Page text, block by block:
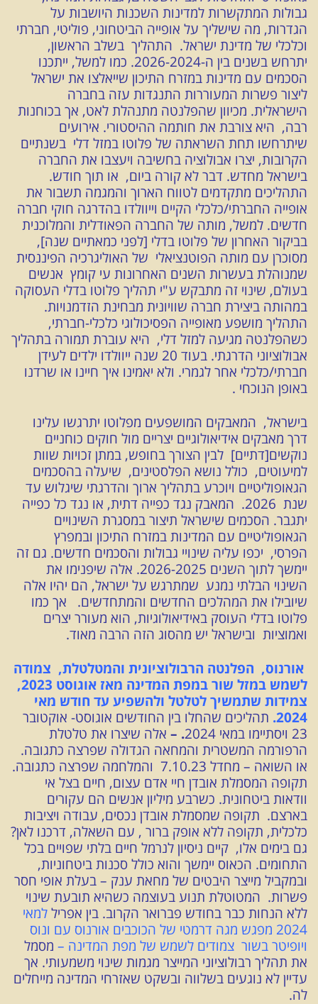
גבולות המתקשרות למדינות השכנות היושבות על
הגדרות, מה שישליך על אופייה הביטחוני, פוליטי, חברתי
וכלכלי של מדינת ישראל. התהליך בשלב הראשון,
יתרחש בשנים בין ה-2026-2024. כמו למשל, ייתכנו
הסכמים עם מדינות במזרח התיכון שייאלצו את ישראל
ליצור פשרות המעוררות התנגדות עזה בחברה
הישראלית. מכיוון שהפלנטה מתנהלת לאט, אך בכוחנות
רבה, היא צורבת את חותמה ההיסטורי. אירועים
שיתרחשו תחת השראתה של פלוטו במזל דלי בשנתיים
הקרובות, יצרו אבולוציה בחשיבה ויעצבו את החברה
בישראל מחדש. דבר לא קורה ביום, או תוך חודש.
התהליכים מתקדמים לטווח הארוך והמגמה תשבור את
אופייה החברתי/כלכלי הקיים וייוולדו בהדרגה חוקי חברה
חדשים. למשל, מותה של החברה הפאודלית והמלוכנית
בביקור האחרון של פלוטו בדלי [לפני כמאתיים שנה],
מסוכרן עם מותה הפוטנציאלי של האוליגרכיה הפיננסית
שמנוהלת בעשרות השנים האחרונות עי קומץ אנשים
בעולם, שינוי זה מתבקש ע"י תהליך פלוטו בדלי העסוקה
במהותה ביצירת חברה שוויונית מבחינת הזדמנויות.
התהליך מושפע מאופייה הפסיכולוגי כלכלי-חברתי,
כשהפלנטה מגיעה למזל דלי, היא עוברת תמורה בתהליך
אבולוציוני הדרגתי. בעוד 20 שנה ייוולדו ילדים לעידן
חברתי/כלכלי אחר לגמרי. ולא יאמינו איך חיינו או שרדנו
באופן הנוכחי .
בישראל, המאבקים המושפעים מפלוטו יתרגשו עלינו
דרך מאבקים אידיאולוגיים יצריים מול חוקים כוחניים
נוקשים[דתיים] לבין הצורך בחופש, במתן זכויות שוות
למיעוטים, כולל נושא הפלסטינים, שיעלה בהסכמים
הגאופוליטיים ויוכרע בתהליך ארוך והדרגתי שיגלוש עד
שנת 2026. המאבק נגד כפייה דתית, או נגד כל כפייה
יתגבר. הסכמים שישראל תיצור במסגרת השינויים
הגאופוליטיים עם המדינות במזרח התיכון ובמפרץ
הפרסי, יכפו עליה שינויי גבולות והסכמים חדשים. גם זה
יימשך לתוך השנים 2026-2025. אלה שיפנימו את
השינוי הבלתי נמנע שמתרגש על ישראל, הם יהיו אלה
שיובילו את המהלכים החדשים והמתחדשים. אך כמו
פלוטו בדלי העוסק באידיאולוגיות, הוא מעורר יצרים
ואמוציות ובישראל יש מהסוג הזה הרבה מאוד.
אורנוס, הפלנטה הרבולוציונית והמטלטלת, צמודה
לשמש במזל שור במפת המדינה מאז אוגוסט 2023,
צמידות שתמשיך לטלטל ולהשפיע עד חודש מאי
2024. תהליכים שהחלו בין החודשים אוגוסט- אוקטובר
23 ויסתיימו במאי 2024
. – אלה שיצרו את טלטלת
הרפורמה המשטרית והמחאה הגדולה שפרצה כתגובה.
או השואה – מחדל 7.10.23 והמלחמה שפרצה כתגובה.
תקופה המסמלת אובדן חיי אדם עצום, חיים בצל אי
וודאות ביטחונית. כשרבע מיליון אנשים הם עקורים
בארצם. תקופה שמסמלת אובדן נכסים, עבודה ויציבות
כלכלית, תקופה ללא אופק ברור , עם השאלה, דרכנו לאן?
גם בימים אלו, קיים ניסיון לנרמל חיים בלתי שפויים בכל
התחומים. הכאוס יימשך והוא כולל סכנות ביטחוניות,
ובמקביל מייצר היבטים של מחאת ענק – בעלת אופי חסר
פשרות. המטוטלת תנוע בעוצמה כשהיא תובעת שינוי
ללא הנחות כבר בחודש פברואר הקרוב. בין אפריל למאי
2024 מפגש מגה דרמטי של הכוכבים אורנוס עם ונוס
ויופיטר בשור צמודים לשמש של מפת המדינה – מסמל
את תהליך רבולוציוני המייצר מגמות שינוי משמעותי. אך
עדיין לא נוגעים בשלווה ובשקט שאזרחי המדינה מייחלים
לה.